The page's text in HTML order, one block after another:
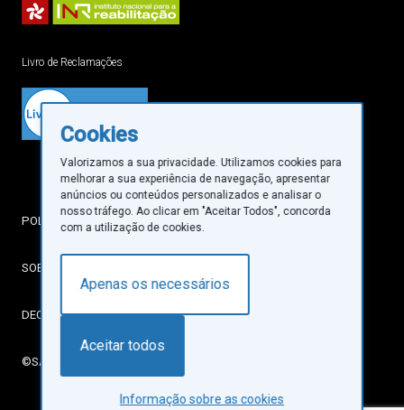
Livro de Reclamações
POLÍTICA DE PRIVACIDADE
SOBRE COOKIES
DECLARAÇÃO DE ACESSIBILIDADE
©SANTA CASA DA MISERICÓRDIA DE LISBOA
Cookies
Valorizamos a sua privacidade. Utilizamos cookies para
melhorar a sua experiência de navegação, apresentar
anúncios ou conteúdos personalizados e analisar o
nosso tráfego. Ao clicar em "Aceitar Todos", concorda
com a utilização de cookies.
Apenas os necessários
Aceitar todos
Informação sobre as cookies